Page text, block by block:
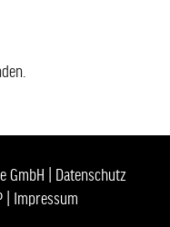
| Datenschutz
Impressum